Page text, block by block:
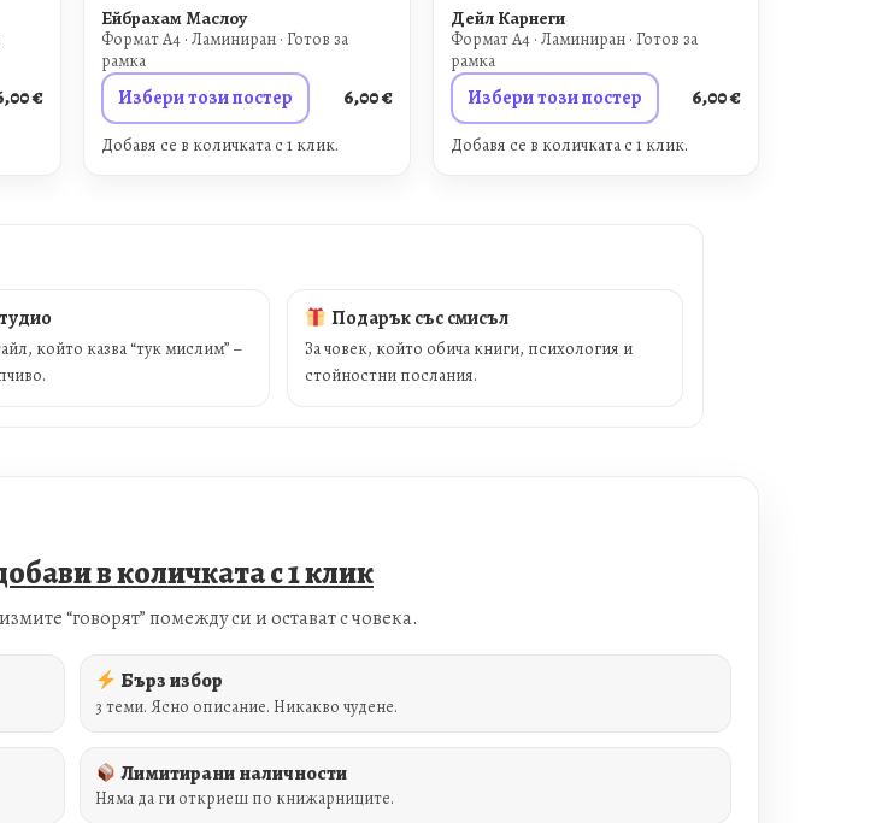
€
Ейбрахам Маслоу
Формат A4 · Ламиниран · Готов за
рамка
Избери този постер 6,00€
Добавя се в количката с 1 клик.
Дейл Карнеги
Формат A4 · Ламиниран · Готов за
рамка
Избери този постер 6,00€
Добавя се в количката с 1 клик.
който казва “тук мислим” –
Подарък със смисъл
За човек, който обича книги, психология и
стойностни послания.
в количката с 1 клик
“говорят” помежду си и остават с човека.
Бърз избор
3 теми. Ясно описание. Никакво чудене.
Лимитирани наличности
Няма да ги откриеш по книжарниците.